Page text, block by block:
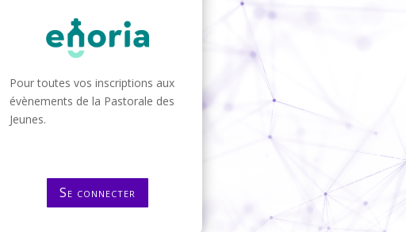
Pour toutes vos inscriptions aux
évènements de la Pastorale des
Jeunes.
Se connecter